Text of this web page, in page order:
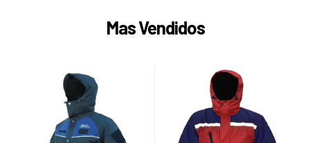
Mas Vendidos